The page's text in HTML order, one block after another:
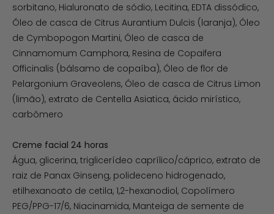
sorbitano, Hialuronato de sódio, Lecitina, EDTA dissódico,
Óleo de casca de Citrus Aurantium Dulcis (laranja), Óleo
de Cymbopogon Martini, Óleo de casca de
Cinnamomum Camphora, Resina de Copaifera
Officinalis (bálsamo de copaíba), Óleo de flor de
Pelargonium Graveolens, Óleo de casca de Citrus Limon
(limão), extrato de Centella Asiatica, ácido mirístico,
carbômero
Creme facial 24 horas
Água, glicerina, triglicerídeo caprílico/cáprico, extrato de
raiz de Panax Ginseng, polideceno hidrogenado,
etilhexanoato de cetila, 1,2-hexanodiol, Copolímero
PEG/PPG-17/6, Niacinamida, Manteiga de semente de